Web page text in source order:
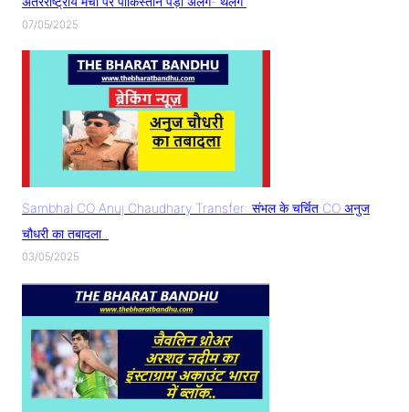
07/05/2025
Sambhal CO Anuj Chaudhary Transfer: संभल के चर्चित CO अनुज
चौधरी का तबादला..
03/05/2025